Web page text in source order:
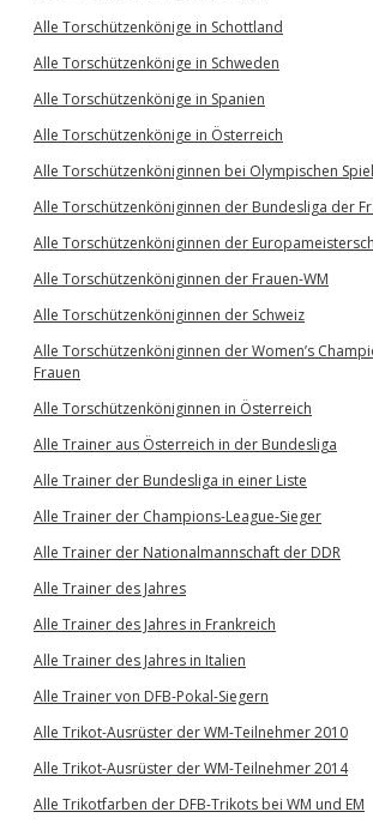
Alle Torschützenkönige in Schottland
Alle Torschützenkönige in Schweden
Alle Torschützenkönige in Spanien
Alle Torschützenkönige in Österreich
Alle Torschützenköniginnen bei Olympischen
Alle Torschützenköniginnen der Bundesliga der
Alle Torschützenköniginnen der
Alle Torschützenköniginnen der Frauen-WM
Alle Torschützenköniginnen der Schweiz
Alle Torschützenköniginnen der Women’s
Frauen
Alle Torschützenköniginnen in Österreich
Alle Trainer aus Österreich in der Bundesliga
Alle Trainer der Bundesliga in einer Liste
Alle Trainer der Champions-League-Sieger
Alle Trainer der Nationalmannschaft der DDR
Alle Trainer des Jahres
Alle Trainer des Jahres in Frankreich
Alle Trainer des Jahres in Italien
Alle Trainer von DFB-Pokal-Siegern
Alle Trikot-Ausrüster der WM-Teilnehmer 2010
Alle Trikot-Ausrüster der WM-Teilnehmer 2014
Alle Trikotfarben der DFB-Trikots bei WM und EM